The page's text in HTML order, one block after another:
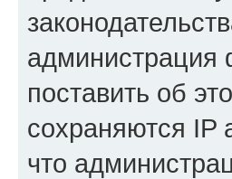
администрация
поставить об
сохраняются IP
что